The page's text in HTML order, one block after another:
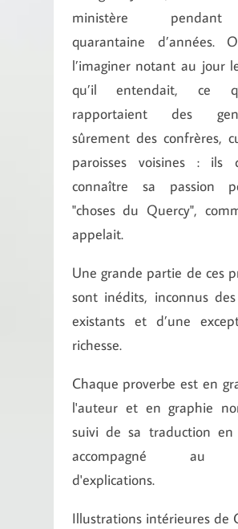
ministère
quarantaine d’années.
l’imaginer notant au jour
qu’il entendait, ce
rapportaient des
sûrement des confrères,
paroisses voisines : ils
connaître sa passion
"choses du Quercy",
appelait.
Une grande partie de ces
sont inédits, inconnus
existants et d’une
richesse.
Chaque pro­verbe est en
l'auteur et en graphie
suivi de sa traduction en
accompagné au
d'explications.
Illustrations intérieures de